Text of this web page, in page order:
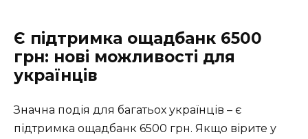
Є підтримка ощадбанк 6500
грн: нові можливості для
українців
Значна подія для багатьох українців – є
підтримка ощадбанк 6500 грн. Якщо вірите у